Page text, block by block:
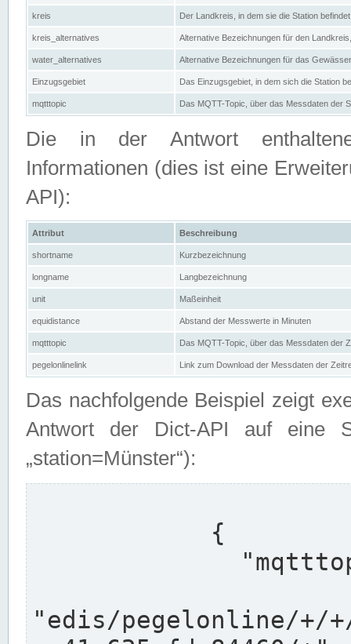
kreis Der Landkreis, in dem sie die Station befindet
kreis_alternatives Alternative Bezeichnungen für den
water_alternatives Alternative Bezeichnungen für das
Einzugsgebiet Das Einzugsgebiet, in dem sich die Station
mqtttopic Das MQTT-Topic, über das Messdaten der
Die in der Antwort
Informationen (dies ist eine
API):
Attribut Beschreibung
shortname Kurzbezeichnung
longname Langbezeichnung
unit Maßeinheit
equidistance Abstand der Messwerte in Minuten
mqtttopic Das MQTT-Topic, über das Messdaten der
pegelonlinelink Link zum Download der Messdaten der
Das nachfolgende Beispiel zeigt
Antwort der Dict-API auf eine
„station=Münster“):
"edis/pegelonline/+/